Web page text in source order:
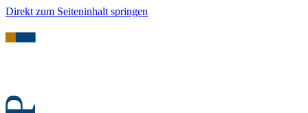
Direkt zum Seiteninhalt springen